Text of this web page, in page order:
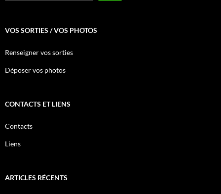
VOS SORTIES / VOS PHOTOS
Renseigner vos sorties
Déposer vos photos
CONTACTS ET LIENS
Contacts
Liens
ARTICLES RÉCENTS